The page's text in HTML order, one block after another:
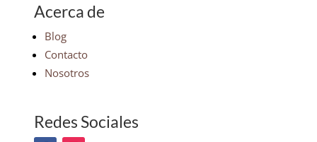
Acerca de
Blog
Contacto
Nosotros
Redes Sociales